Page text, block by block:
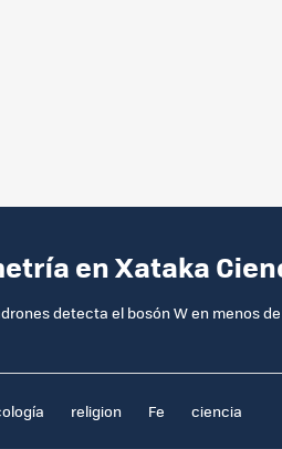
en Xataka
detecta el bosón W en menos
religion Fe ciencia